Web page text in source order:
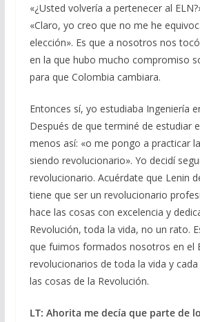
«¿Usted volvería a pertenecer al
«Claro, yo creo que no me he
elección». Es que a nosotros nos
en la que hubo mucho compromiso
para que Colombia cambiara.
Entonces sí, yo estudiaba Ingeniería
Después de que terminé de estudiar
menos así: «o me pongo a practicar
siendo revolucionario». Yo decidí
revolucionario. Acuérdate que Lenin
tiene que ser un revolucionario
hace las cosas con excelencia y
Revolución, toda la vida, no un rato.
que fuimos formados nosotros en el
revolucionarios de toda la vida y
las cosas de la Revolución.
LT: Ahorita me decía que parte de